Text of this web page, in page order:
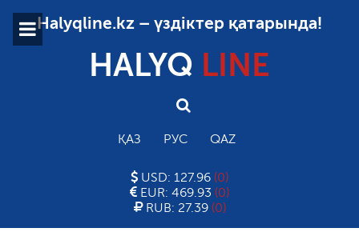
Halyqline.kz – үздіктер қатарында!
HALYQ LINE
ҚАЗ РУС QAZ
USD: 127.96 (0)
EUR: 469.93 (0)
RUB: 27.39 (0)